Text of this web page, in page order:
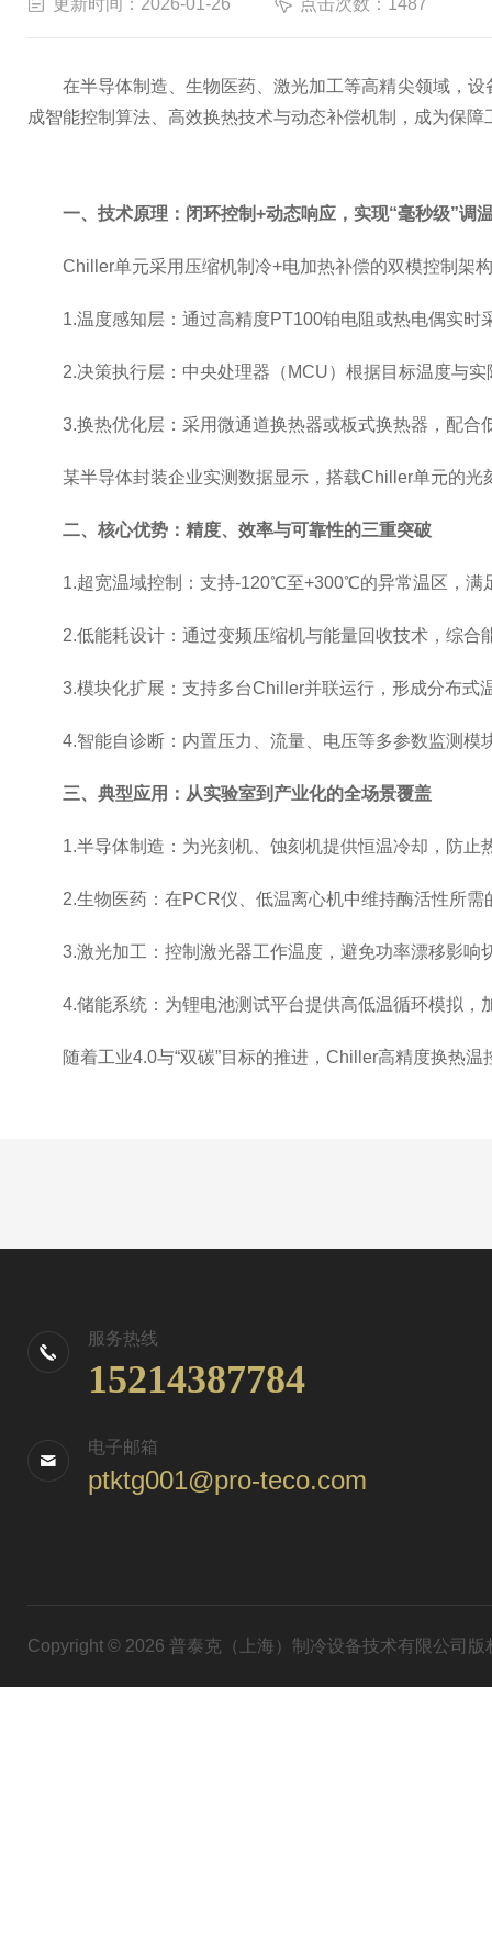
更新时间：2026-01-26 点击次数：1487
在半导体制造、生物医药、激光加工等高精尖领域，设
成智能控制算法、高效换热技术与动态补偿机制，成为保
一、技术原理：闭环控制+动态响应，实现“毫秒级”调
Chiller单元采用压缩机制冷+电加热补偿的双模控制架构
1.温度感知层：通过高精度PT100铂电阻或热电偶实时
2.决策执行层：中央处理器（MCU）根据目标温度与实
3.换热优化层：采用微通道换热器或板式换热器，配合
某半导体封装企业实测数据显示，搭载Chiller单元的光
二、核心优势：精度、效率与可靠性的三重突破
1.超宽温域控制：支持-120℃至+300℃的异常温区，满
2.低能耗设计：通过变频压缩机与能量回收技术，综合
3.模块化扩展：支持多台Chiller并联运行，形成分布式
4.智能自诊断：内置压力、流量、电压等多参数监测模
三、典型应用：从实验室到产业化的全场景覆盖
1.半导体制造：为光刻机、蚀刻机提供恒温冷却，防止
2.生物医药：在PCR仪、低温离心机中维持酶活性所需
3.激光加工：控制激光器工作温度，避免功率漂移影响
4.储能系统：为锂电池测试平台提供高低温循环模拟，
随着工业4.0与“双碳”目标的推进，Chiller高精度换热温
服务热线
15214387784
电子邮箱
ptktg001@pro-teco.com
Copyright © 2026 普泰克（上海）制冷设备技术有限公司版